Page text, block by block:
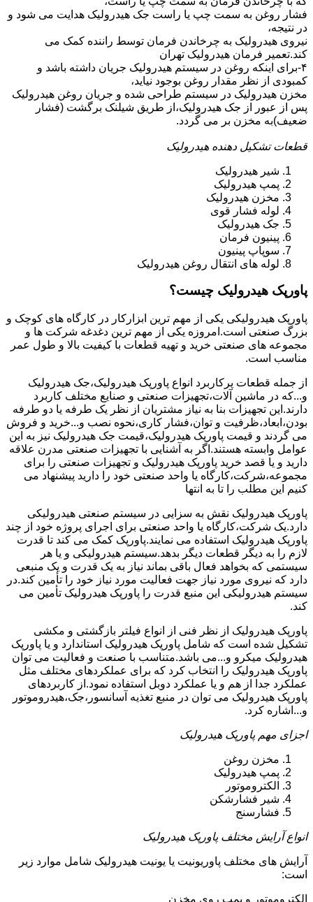
فشار روغن به سمت چپ یا راست جک هیدرولیک هدایت می شود و
در نتیجه،
نیروی هیدرولیک به چرخاندن فرمان توسط راننده کمک می
کند.تعمیر فرمان هیدرولیک تهران
۴-برای اینکه روغن در سیستم هیدرولیک جریان داشته باشد و
کمبودی از نظر مقدار روغن بوجود نیاید،
مخزن هیدرولیک در سیستم طراحی شده و جریان روغن هیدرولیک
پس از عبور از جک هیدرولیک،از طریق شیلنک برگشت (فشار
ضعیف)به مخزن بر می گردد.
قطعات تشکیل دهنده هیدرولیک
شیر هیدرولیک
پمپ هیدرولیک
مخزن هیدرولیک
لوله فشار قوی
جک هیدرولیک
پینیون فرمان
سوپاپ پینیون
لوله های انتقال روغن هیدرولیک
پاورپک هیدرولیک چیست؟
پاورپک هیدرولیکی یکی از مهم ترین ابزارکار در کارگاه های کوچک و
بزرگ صنعتی است.امروزه یکی از مهم ترین دغدغه شرکت ها و
مجموعه های صنعتی خرید و تهیه قطعات با کیفیت بالا و طول عمر
مناسب است.
از جمله قطعات پرکاربرد انواع پاورپک هیدرولیک،جک هیدرولیک
و...که در ماشین آلات،تجهیزات صنعتی و صنایع مختلف کاربرد
دارند.این تجهیزات بنا به نیاز مشتریان از نظر یک طرفه یا دو طرفه
بودن،ابعاد،ظرفیت و توان،فشار کاری،نحوه نصب و...خرید و فروش
می گردند و قیمت پاورپک هیدرولیک،قیمت جک هیدرولیک نیز به این
عوامل وابسته هستند.اگر به آشنایی با تجهیزات صنعتی مدرن علاقه
دارید و یا قصد خرید پاورپک هیدرولیک و تجهیزات صنعتی را برای
مجموعه،شرکت،کارگاه یا واحد صنعتی خود را دارید پیشنهاد می
کنیم این مطلب را تا به انتها
پاورپک هیدرولیک نقش به سزایی در سیستم صنعتی هیدرولیکی
دارد.یک شرکت،کارگاه یا واحد صنعتی برای اجرای پروژه خود از چند
پاورپک هیدرولیک استفاده می نمایند.پاورپک کمک می کند تا قدرت
لازم را به دیگر قطعات دیگر بدهد.سیستم هیدرولیکی و یا هر
سیستمی که بخواهد فعال باقی بماند نیاز به یک قدرت و یک منبعی
دارد که نیروی مورد نیاز جهت فعالیت مورد نیاز خود را تأمین کند.در
سیستم هیدرولیکی این منبع قدرت را پاورپک هیدرولیک تأمین می
کند.
پاورپک هیدرولیک از نظر فنی از انواع فیلتر بازگشتی و مکشی
تشکیل شده است که شامل پاورپک هیدرولیک استاندارد و یا پاورپک
هیدرولیک میکرو و...می باشد.متناسب با صنعت و فعالیت می توان
پاورپک هیدرولیک را انتخاب کرد که برای عملکردهای مختلف مثل
عملکرد جدا از هم و یا عملکرد دوبل استفاده نمود.از کاربردهای
پاورپک هیدرولیک می توان در منبع تغذیه آسانسور،جک،هیدروموتور
و...اشاره کرد.
اجزای مهم پاورپک هیدرولیک
مخزن روغن
پمپ هیدرولیک
الکتروموتور
شیر فشارشکن
فشارسنج
انواع آرایش مختلف پاورپک هیدرولیک
آرایش های مختلف پاوریونیت یا یونیت هیدرولیک شامل موارد زیر
است:
الکتروموتور و پمپ روی مخزن